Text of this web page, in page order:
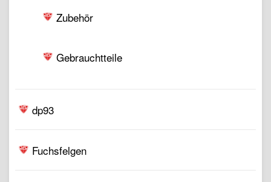
Zubehör
Gebrauchtteile
dp93
Fuchsfelgen